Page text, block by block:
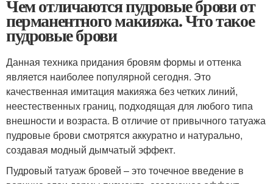
Чем отличаются пудровые брови от
перманентного макияжа. Что такое
пудровые брови
Данная техника придания бровям формы и оттенка
является наиболее популярной сегодня. Это
качественная имитация макияжа без четких линий,
неестественных границ, подходящая для любого типа
внешности и возраста. В отличие от привычного татуажа
пудровые брови смотрятся аккуратно и натурально,
создавая модный дымчатый эффект.
Пудровый татуаж бровей – это точечное введение в